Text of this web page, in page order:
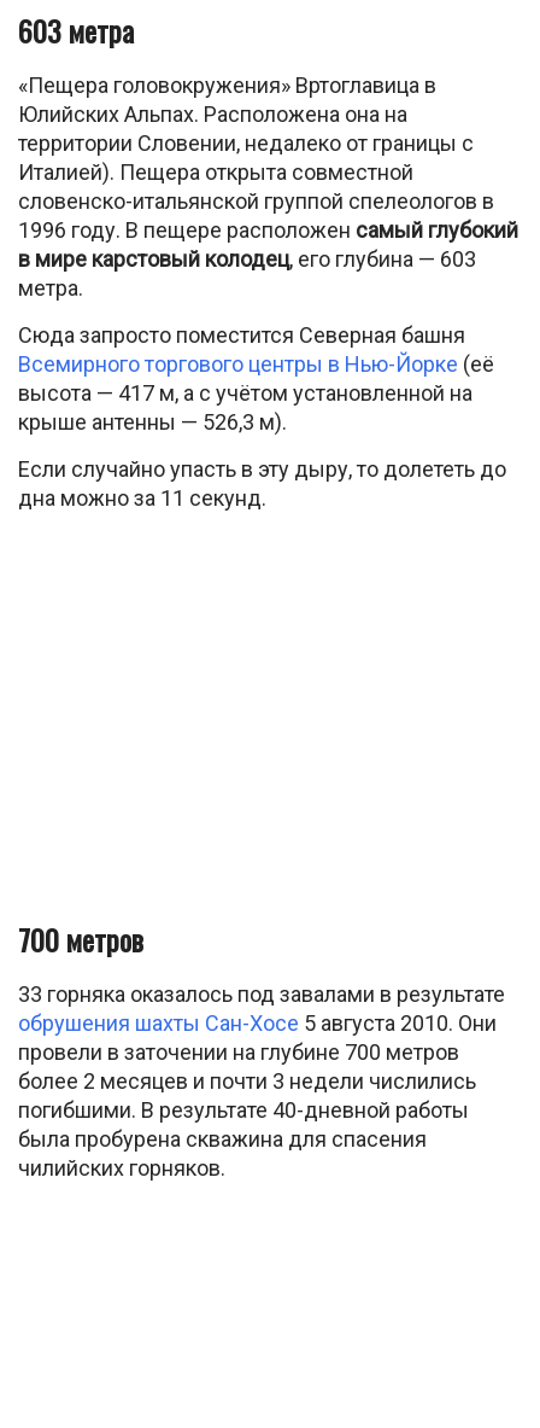
603 метра
«Пещера головокружения» Вртоглавица в
Юлийских Альпах. Расположена она на
территории Словении, недалеко от границы с
Италией). Пещера открыта совместной
словенско-итальянской группой спелеологов в
1996 году. В пещере расположен самый глубокий
в мире карстовый колодец, его глубина — 603
метра.
Сюда запросто поместится Северная башня
Всемирного торгового центры в Нью-Йорке (её
высота — 417 м, а с учётом установленной на
крыше антенны — 526,3 м).
Если случайно упасть в эту дыру, то долететь до
дна можно за 11 секунд.
700 метров
33 горняка оказалось под завалами в результате
обрушения шахты Сан-Хосе 5 августа 2010. Они
провели в заточении на глубине 700 метров
более 2 месяцев и почти 3 недели числились
погибшими. В результате 40-дневной работы
была пробурена скважина для спасения
чилийских горняков.